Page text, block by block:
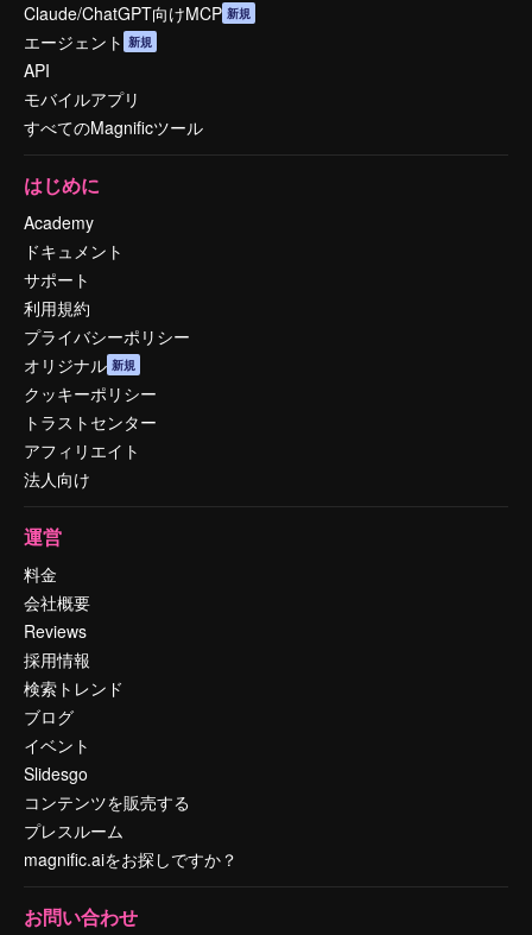
Claude/ChatGPT向けMCP 新規
エージェント 新規
API
モバイルアプリ
すべてのMagnificツール
はじめに
Academy
ドキュメント
サポート
利用規約
プライバシーポリシー
オリジナル 新規
クッキーポリシー
トラストセンター
アフィリエイト
法人向け
運営
料金
会社概要
Reviews
採用情報
検索トレンド
ブログ
イベント
Slidesgo
コンテンツを販売する
プレスルーム
magnific.aiをお探しですか？
お問い合わせ